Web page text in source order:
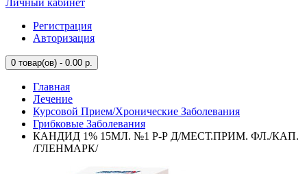
Личный кабинет
Регистрация
Авторизация
0 товар(ов) - 0.00 р.
Главная
Лечение
Курсовой Прием/Хронические Заболевания
Грибковые Заболевания
КАНДИД 1% 15МЛ. №1 Р-Р Д/МЕСТ.ПРИМ. ФЛ./КАП.
/ГЛЕНМАРК/